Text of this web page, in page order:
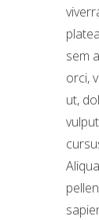
sem
orci,
ut,